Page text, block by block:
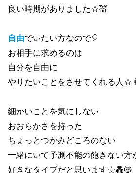
良い時期がありました☆💒
自由でいたい方なので🎈
お相手に求めるのは
自分を自由に
やりたいことをさせてくれる人
細かいことを気にしない
おおらかさを持った
ちょっとつかみどころのない
一緒にいて予測不能の飽きない方
好きなタイプだと思います☆💑😻